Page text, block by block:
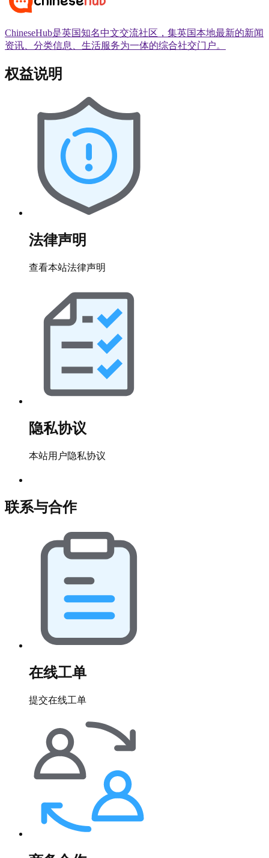
ChineseHub是英国知名中文交流社区，集英国本地最新的新闻
资讯、分类信息、生活服务为一体的综合社交门户。
权益说明
法律声明
查看本站法律声明
隐私协议
本站用户隐私协议
联系与合作
在线工单
提交在线工单